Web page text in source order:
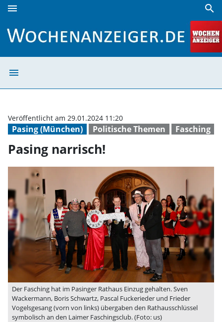
menu search
menu
Pasing (München) Politische Themen Fasching
Veröffentlicht am 29.01.2024 11:20
Pasing narrisch!
Der Fasching hat im Pasinger Rathaus Einzug gehalten. Sven
Wackermann, Boris Schwartz, Pascal Fuckerieder und Frieder
Vogelsgesang (vorn von links) übergaben den Rathausschlüssel
symbolisch an den Laimer Faschingsclub. (Foto: us)